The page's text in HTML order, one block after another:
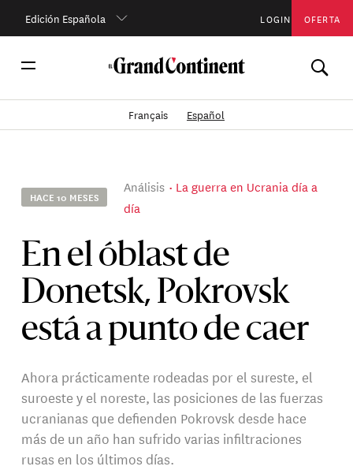
Edición Española LOGIN OFERTA
Français Español
HACE 10 MESES
Análisis
La guerra en Ucrania día a
día
En el óblast de
Donetsk, Pokrovsk
está a punto de caer
Ahora prácticamente rodeadas por el sureste, el
suroeste y el noreste, las posiciones de las fuerzas
ucranianas que defienden Pokrovsk desde hace
más de un año han sufrido varias infiltraciones
rusas en los últimos días.